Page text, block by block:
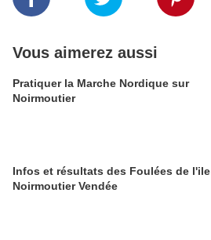
Vous aimerez aussi
Pratiquer la Marche Nordique sur
Noirmoutier
Infos et résultats des Foulées de l'ile
Noirmoutier Vendée